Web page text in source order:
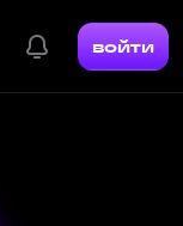
войти